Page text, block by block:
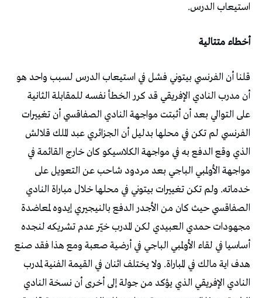
استيعاب الدرس.
أخطاء متتالية
قلنا أن الفرنسي بيتوني فشل في استيعاب الدرس لسبب واحد هو
أن مدرب النادي الإفريقي قد كرر الخطأ نفسه للمقابلة الثانية
على التوالي بعد أن أثبتت مواجهة النادي الصفاقسي أن تغييرات
الفرنسي لم تكن في محلها بدليل أن الجزائري عبد الملك قلالش
الذي وقع الدفع به في مواجهة الكلاسيكو كان خارج القائمة في
مواجهة الأولمبي الباجي بعد مردود شاحب عن التعويل على
خدماته. ولم تكن تغييرات بيتوني في محلها خلال مباراة النادي
الصفاقسي حيث كان من الأجدر الدفع بالنيجيري إيدوه لمعاضدة
مجهودات حمدي العبيدي لكن المدرب خيّر عدم تشريكه لنجده
أساسيا في لقاء الأولمبي الباجي في أرضية صعبة ومع هذا فقد صنع
هدف اية مالك في المباراة. ولا يختلف اثنان في القيمة الفنية لمدرب
النادي الإفريقي الذي يؤكد من جولة إلى أخرى أن نسخة النادي